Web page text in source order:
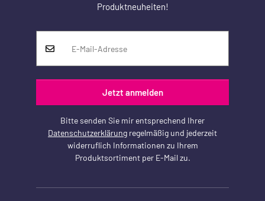
Produktneuheiten!
Jetzt anmelden
Bitte senden Sie mir entsprechend Ihrer
Datenschutzerklärung regelmäßig und jederzeit
widerruflich Informationen zu Ihrem
Produktsortiment per E-Mail zu.